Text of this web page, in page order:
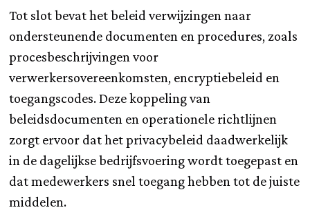
Tot slot bevat het beleid verwijzingen naar
ondersteunende documenten en procedures, zoals
procesbeschrijvingen voor
verwerkersovereenkomsten, encryptiebeleid en
toegangscodes. Deze koppeling van
beleidsdocumenten en operationele richtlijnen
zorgt ervoor dat het privacybeleid daadwerkelijk
in de dagelijkse bedrijfsvoering wordt toegepast en
dat medewerkers snel toegang hebben tot de juiste
middelen.